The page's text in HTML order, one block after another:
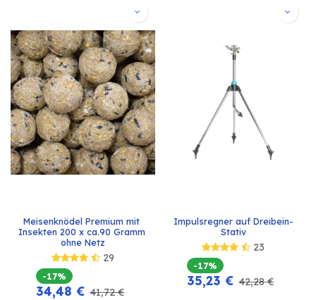
Meisenknödel Premium mit
Insekten 200 x ca.90 Gramm
ohne Netz
29
-17%
34,48 € 41,72€
Impulsregner auf Dreibein-
Stativ
23
-17%
35,23 € 42,28€